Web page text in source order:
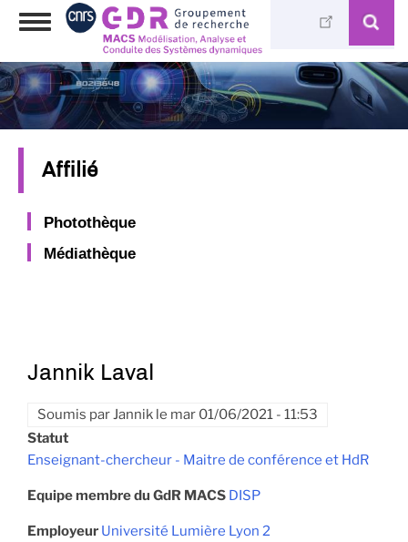
Aller
principal
Toggle
Affilié
Photothèque
Médiathèque
Jannik Laval
Soumis parJannik le mar 01/06/2021 - 11:53
Statut
Enseignant-chercheur - Maitre de conférence et HdR
Equipe membre du GdR MACS DISP
Employeur Université Lumière Lyon 2